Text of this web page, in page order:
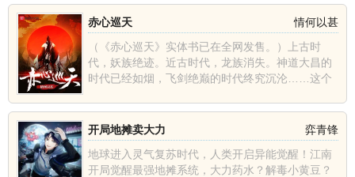
情何以甚
赤心巡天
（《赤心巡天》实体书已在全网发售。）上古时
代，妖族绝迹。近古时代，龙族消失。神道大昌的
时代已经如烟，飞剑绝巅的时代终究沉沦……这个
弈青锋
开局地摊卖大力
地球进入灵气复苏时代，人类开启异能觉醒！江南
开局觉醒最强地摊系统，大力药水？解毒小黄豆？